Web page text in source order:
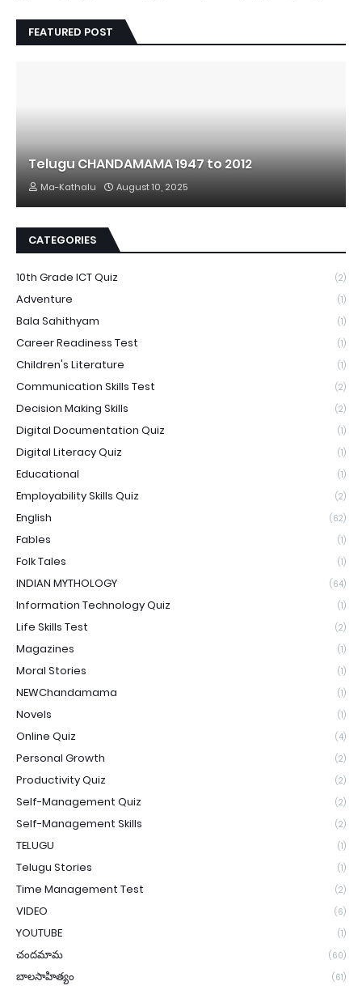
FEATURED POST
Telugu CHANDAMAMA 1947 to 2012
Ma-Kathalu August 10, 2025
CATEGORIES
10th Grade ICT Quiz (2)
Adventure (1)
Bala Sahithyam (1)
Career Readiness Test (1)
Children's Literature (1)
Communication Skills Test (2)
Decision Making Skills (2)
Digital Documentation Quiz (1)
Digital Literacy Quiz (1)
Educational (1)
Employability Skills Quiz (2)
English (62)
Fables (1)
Folk Tales (1)
INDIAN MYTHOLOGY (64)
Information Technology Quiz (1)
Life Skills Test (2)
Magazines (1)
Moral Stories (1)
NEWChandamama (1)
Novels (1)
Online Quiz (4)
Personal Growth (2)
Productivity Quiz (2)
Self-Management Quiz (2)
Self-Management Skills (2)
TELUGU (1)
Telugu Stories (1)
Time Management Test (2)
VIDEO (6)
YOUTUBE (1)
చందమామ (60)
బాలసాహిత్యం (61)